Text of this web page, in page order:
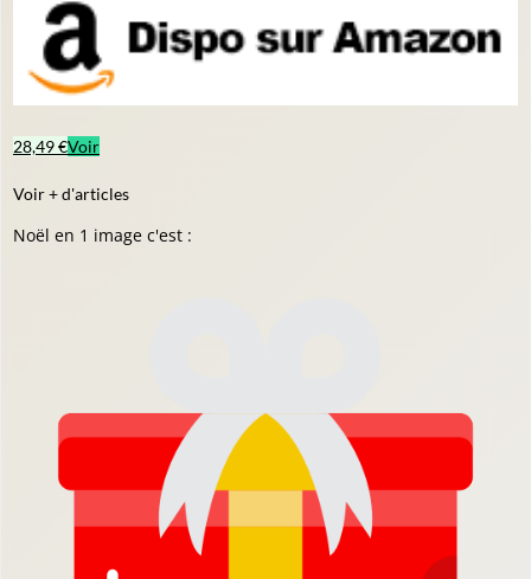
28,49 €Voir
Voir + d'articles
Noël en 1 image c'est :